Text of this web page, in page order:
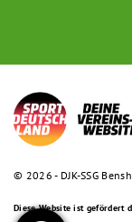
© 2026 - DJK-SSG
Diese Website ist gefördert